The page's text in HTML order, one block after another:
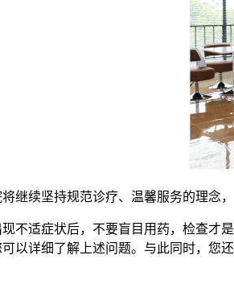
继续坚持规范诊疗、温馨服务的理念
不适症状后，不要盲目用药，检查才
以详细了解上述问题。与此同时，您